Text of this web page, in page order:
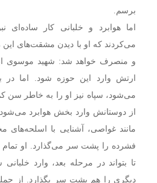
برسم.
اما هوابرد و خلبانی کار ساده‌ای
می‌کردند که او با دیدن مشقت‌های این
و منصرف خواهد شد: شهید موسوی
ارتش وارد این حوزه شود. اما
می‌شود، سپاه نیز او را به خاطر سن
از دوستانش وارد بخش هوابرد
مانند غواصی، آشنایی با
فشرده را پشت سر می‌گذارد. او
تا بتواند در مرحله بعد، وارد
دیگری را هم پشت سر بگذارد. از